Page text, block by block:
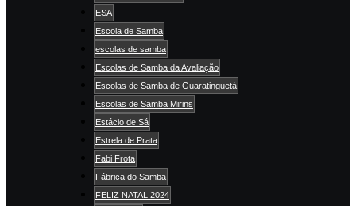
ESA
Escola de Samba
escolas de samba
Escolas de Samba da Avaliação
Escolas de Samba de Guaratinguetá
Escolas de Samba Mirins
Estácio de Sá
Estrela de Prata
Fabi Frota
Fábrica do Samba
FELIZ NATAL 2024